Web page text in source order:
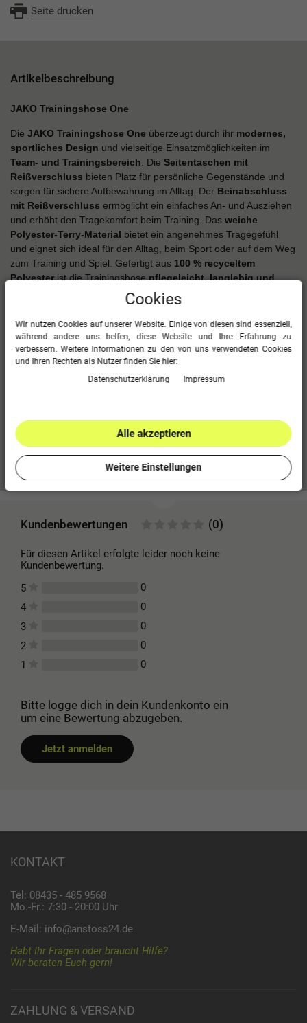
Seite drucken
Artikelbeschreibung
JAKO Trainingshose One
Die JAKO Trainingshose One überzeugt durch ihr modernes,
sportliches Design und vielseitige Einsatzmöglichkeiten im
Team- und Trainingsbereich . Die Seitentaschen mit
Reißverschluss bieten Platz für persönliche Gegenstände und
sorgen für sichere Aufbewahrung im Alltag. Der Beinabschluss
mit Reißverschluss ermöglicht ein einfaches An- und Ausziehen
und erhöht den Tragekomfort beim Training. Das weiche
Polyester-Terry-Material bietet ein angenehmes Tragegefühl
und eignet sich ideal für den Alltag, beim Sport oder auf dem Weg
zum Training und Spiel. Gefertigt aus 100 % recyceltem
Polyester ist die Trainingshose pflegeleicht, langlebig und
schlichten Designs
optimal zum Veredeln mit Vereins-,
Team- oder Firmenlogos.
Im Überblick
Beinabschluss mit Reißverschluss
Mehr Informationen zum EU Verantwortlichen »
Kundenbewertungen (0)
Für diesen Artikel erfolgte leider noch keine
Kundenbewertung.
5
0
4
0
3
0
2
0
1
0
Bitte logge dich in dein Kundenkonto ein
um eine Bewertung abzugeben.
Jetzt anmelden
KONTAKT
Tel: 08435 - 485 9568
Mo.-Fr.: 7:30 - 20:00 Uhr
E-Mail: info@anstoss24.de
Habt Ihr Fragen oder braucht Hilfe?
Wir beraten Euch gern!
ZAHLUNG & VERSAND
Cookies
Wir nutzen Cookies auf unserer Website. Einige von diesen sind essenziell,
während andere uns helfen, diese Website und Ihre Erfahrung zu
verbessern. Weitere Informationen zu den von uns verwendeten Cookies
und Ihren Rechten als Nutzer finden Sie hier:
Daten­schutz­erklärung
Impressum
Alle akzeptieren
Weitere Einstellungen